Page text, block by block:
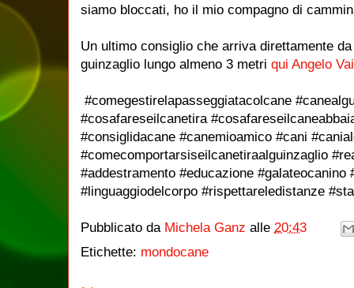
siamo bloccati, ho il mio compagno di
Un ultimo consiglio che arriva direttamente
guinzaglio lungo almeno 3 metri qui Angelo
#comegestirelapasseggiatacolcane
#cosafareseilcanetira
#consiglidacane #canemioamico #cani
#comecomportarsiseilcanetiraalguinzaglio
#addestramento #educazione #galateocanino
#linguaggiodelcorpo #rispettareledistanze
Pubblicato da Michela Ganz alle 20:43
Etichette: mondocane